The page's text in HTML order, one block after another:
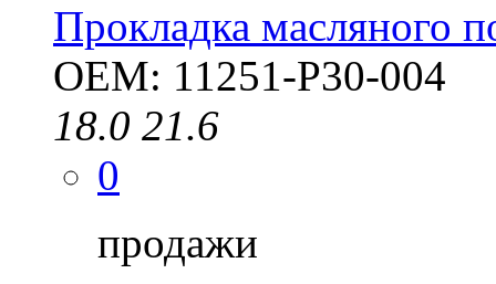
Прокладка масляного
OEM: 11251-P30-004
18.0 21.6
0
продажи